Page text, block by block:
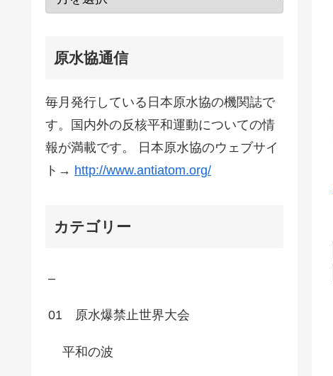
原水協通信
毎月発行している日本原水協の機関誌で
す。国内外の反核平和運動についての情
報が満載です。 日本原水協のウェブサイ
ト→ http://www.antiatom.org/
カテゴリー
–
01 原水爆禁止世界大会
平和の波